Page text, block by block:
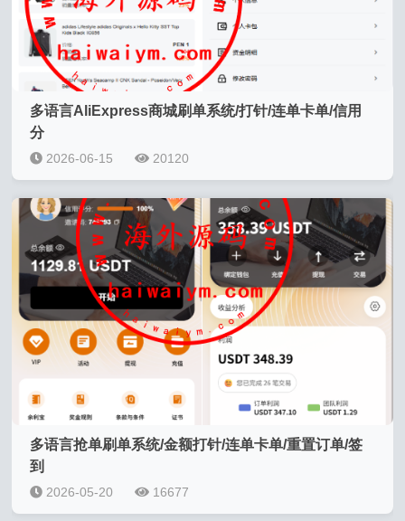
多语言AliExpress商城刷单系统/打针/连单卡单/信用
分
2026-06-15 20120
多语言抢单刷单系统/金额打针/连单卡单/重置订单/签
到
2026-05-20 16677